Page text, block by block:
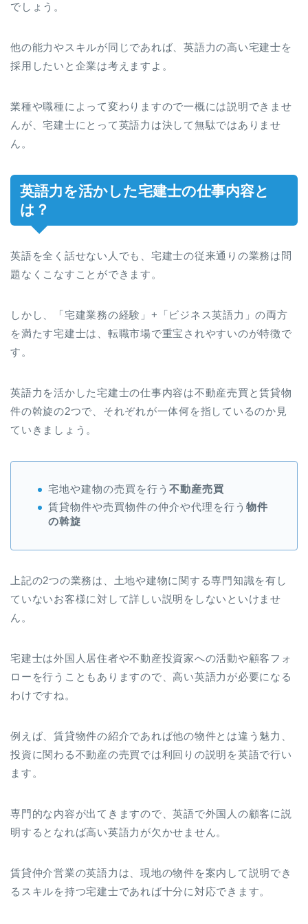
でしょう。
他の能力やスキルが同じであれば、英語力の高い宅建士を
採用したいと企業は考えますよ。
業種や職種によって変わりますので一概には説明できませ
んが、宅建士にとって英語力は決して無駄ではありませ
ん。
英語力を活かした宅建士の仕事内容と
は？
英語を全く話せない人でも、宅建士の従来通りの業務は問
題なくこなすことができます。
しかし、「宅建業務の経験」+「ビジネス英語力」の両方
を満たす宅建士は、転職市場で重宝されやすいのが特徴で
す。
英語力を活かした宅建士の仕事内容は不動産売買と賃貸物
件の斡旋の2つで、それぞれが一体何を指しているのか見
ていきましょう。
宅地や建物の売買を行う 不動産売買
賃貸物件や売買物件の仲介や代理を行う 物件
の斡旋
上記の2つの業務は、土地や建物に関する専門知識を有し
ていないお客様に対して詳しい説明をしないといけませ
ん。
宅建士は外国人居住者や不動産投資家への活動や顧客フォ
ローを行うこともありますので、高い英語力が必要になる
わけですね。
例えば、賃貸物件の紹介であれば他の物件とは違う魅力、
投資に関わる不動産の売買では利回りの説明を英語で行い
ます。
専門的な内容が出てきますので、英語で外国人の顧客に説
明するとなれば高い英語力が欠かせません。
賃貸仲介営業の英語力は、現地の物件を案内して説明でき
るスキルを持つ宅建士であれば十分に対応できます。